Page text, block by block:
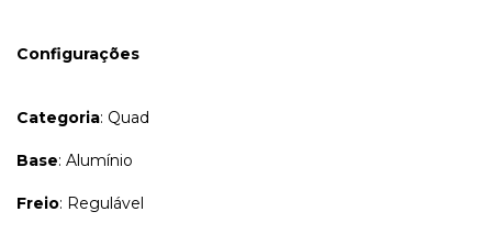
Configurações
Categoria: Quad
Base: Alumínio
Freio: Regulável